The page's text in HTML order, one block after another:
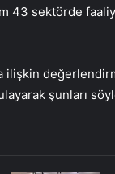
43 sektörde
ilişkin
şunları